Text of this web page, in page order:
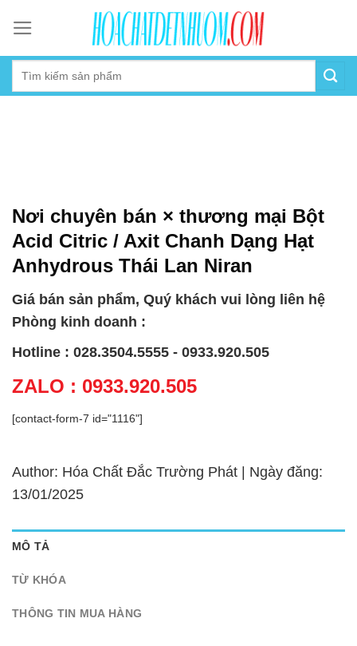
content
Nơi chuyên bán × thương mại Bột
Acid Citric / Axit Chanh Dạng Hạt
Anhydrous Thái Lan Niran
Giá bán sản phẩm, Quý khách vui lòng liên hệ
Phòng kinh doanh :
Hotline : 028.3504.5555 - 0933.920.505
ZALO : 0933.920.505
[contact-form-7 id="1116"]
Author: Hóa Chất Đắc Trường Phát | Ngày đăng:
13/01/2025
MÔ TẢ
TỪ KHÓA
THÔNG TIN MUA HÀNG